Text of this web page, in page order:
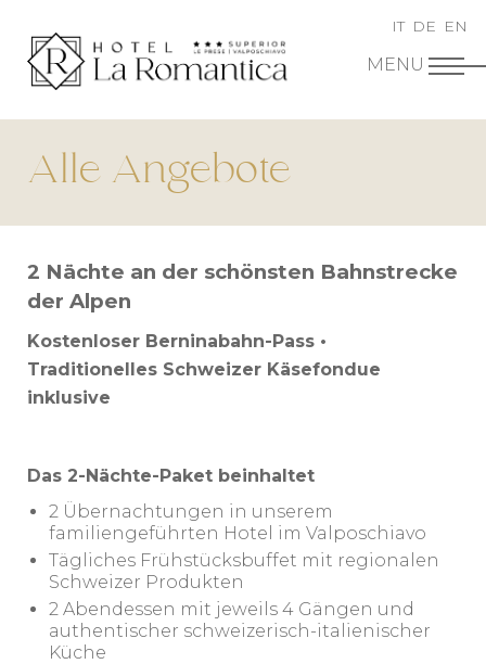
IT DE EN
Alle Angebote
2 Nächte an der schönsten Bahnstrecke
der Alpen
Kostenloser Berninabahn-Pass •
Traditionelles Schweizer Käsefondue
inklusive
Das 2-Nächte-Paket beinhaltet
2 Übernachtungen in unserem
familiengeführten Hotel im Valposchiavo
Tägliches Frühstücksbuffet mit regionalen
Schweizer Produkten
2 Abendessen mit jeweils 4 Gängen und
authentischer schweizerisch-italienischer
Küche